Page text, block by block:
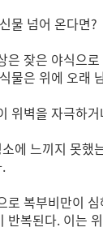
물 넘어 온다면?
은 잦은 야식으
물은 위에 오래
위벽을 자극하
에 느끼지 못했
로 복부비만이
반복된다. 이는